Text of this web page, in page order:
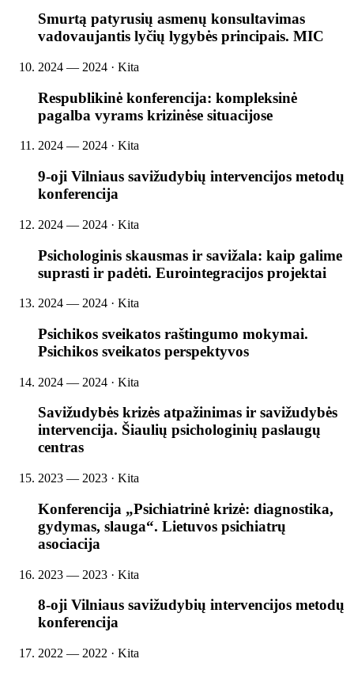
Smurtą patyrusių asmenų konsultavimas
vadovaujantis lyčių lygybės principais. MIC
2024 — 2024 · Kita
Respublikinė konferencija: kompleksinė
pagalba vyrams krizinėse situacijose
2024 — 2024 · Kita
9-oji Vilniaus savižudybių intervencijos metodų
konferencija
2024 — 2024 · Kita
Psichologinis skausmas ir savižala: kaip galime
suprasti ir padėti. Eurointegracijos projektai
2024 — 2024 · Kita
Psichikos sveikatos raštingumo mokymai.
Psichikos sveikatos perspektyvos
2024 — 2024 · Kita
Savižudybės krizės atpažinimas ir savižudybės
intervencija. Šiaulių psichologinių paslaugų
centras
2023 — 2023 · Kita
Konferencija „Psichiatrinė krizė: diagnostika,
gydymas, slauga“. Lietuvos psichiatrų
asociacija
2023 — 2023 · Kita
8-oji Vilniaus savižudybių intervencijos metodų
konferencija
2022 — 2022 · Kita